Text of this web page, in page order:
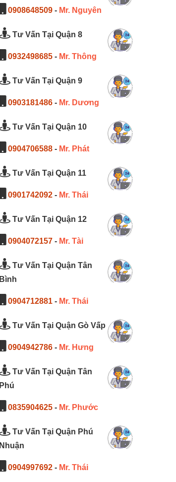
0908648509 - Mr. Nguyên
Tư Vấn Tại Quận 8
0932498685 - Mr. Thông
Tư Vấn Tại Quận 9
0903181486 - Mr. Dương
Tư Vấn Tại Quận 10
0904706588 - Mr. Phát
Tư Vấn Tại Quận 11
0901742092 - Mr. Thái
Tư Vấn Tại Quận 12
0904072157 - Mr. Tài
Tư Vấn Tại Quận Tân
Bình
0904712881 - Mr. Thái
Tư Vấn Tại Quận Gò Vấp
0904942786 - Mr. Hưng
Tư Vấn Tại Quận Tân
Phú
0835904625 - Mr. Phước
Tư Vấn Tại Quận Phú
Nhuận
0904997692 - Mr. Thái